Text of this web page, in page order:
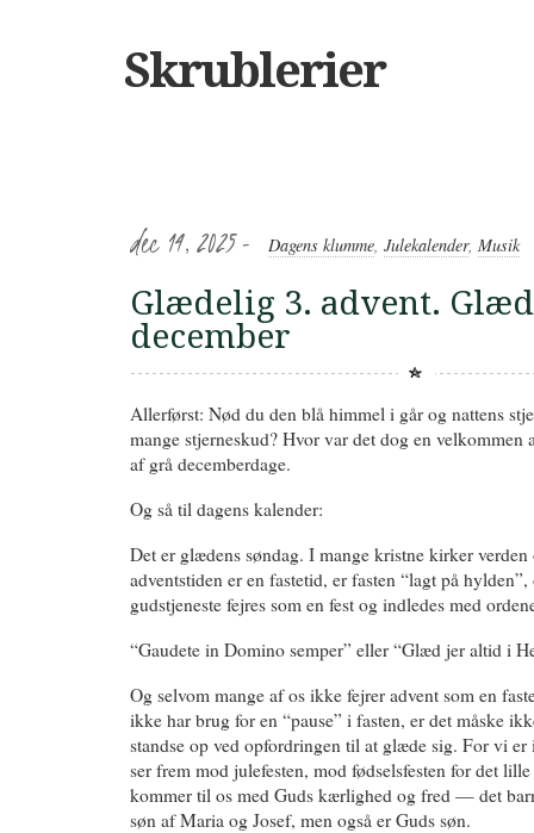
Skrublerier
dec 14, 2025 - Dagens klumme, Julekalender, Musik
Glædelig 3. advent.
december
Allerførst: Nød du den blå himmel i går og nattens
mange stjerneskud? Hvor var det dog en velkommen
af grå decemberdage.
Og så til dagens kalender:
Det er glædens søndag. I mange kristne kirker verden
adventstiden er en fastetid, er fasten “lagt på hylden”,
gudstjeneste fejres som en fest og indledes med
“Gaudete in Domino semper” eller “Glæd jer altid i
Og selvom mange af os ikke fejrer advent som en
ikke har brug for en “pause” i fasten, er det måske
standse op ved opfordringen til at glæde sig. For vi
ser frem mod julefesten, mod fødselsfesten for det
kommer til os med Guds kærlighed og fred — det
søn af Maria og Josef, men også er Guds søn.